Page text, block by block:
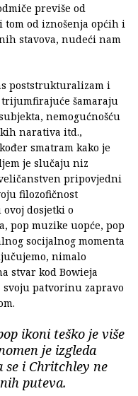
previše od
od iznošenja općih i
stavova, nudeći nam
poststrukturalizam i
šamaraju
nemogućnošću
narativa itd.,
smatram kako je
je slučaju niz
pripovjedni
filozofičnost
dosjetki o
pop muzike uopće, pop
socijalnog momenta
nimalo
stvar kod Bowieja
svoju patvorinu zapravo
ikoni teško je više
je izgleda
se i Chritchley ne
puteva.